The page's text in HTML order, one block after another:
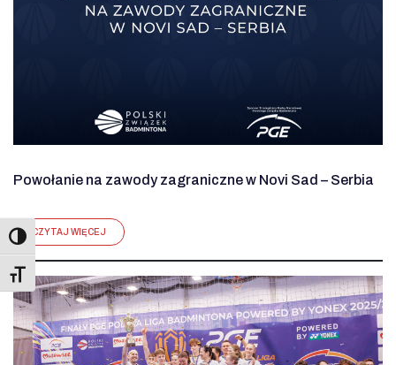
Toggle Font size
Powołanie na zawody zagraniczne w Novi Sad – Serbia
CZYTAJ WIĘCEJ